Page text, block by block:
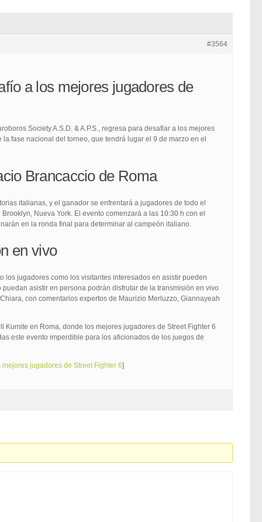
#3564
a los mejores jugadores de
Society A.S.D. & A.P.S., regresa para desafiar a los mejores
fase nacional del torneo, que tendrá lugar el 9 de marzo en el
Brancaccio de Roma
italianas, y el ganador se enfrentará a jugadores de todo el
Nueva York. El evento comenzará a las 10:30 h con el
en la ronda final para determinar al campeón italiano.
en vivo
los jugadores como los visitantes interesados en asistir pueden
asistir en persona podrán disfrutar de la transmisión en vivo
con comentarios expertos de Maurizio Merluzzo, Giannayeah
en Roma, donde los mejores jugadores de Street Fighter 6
este evento imperdible para los aficionados de los juegos de
jugadores de Street Fighter 6]